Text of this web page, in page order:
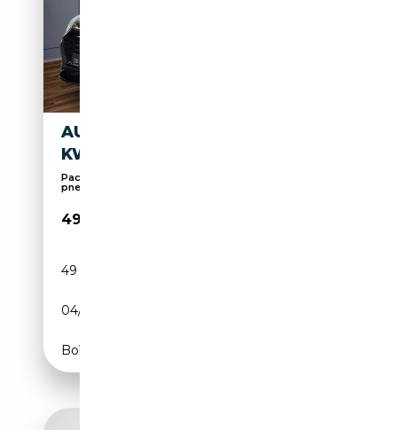
AUDI Q8 E-TRON 55 S LINE 114
KWH
Pack Sport, Sièges sport, Suspension
pneumatique, ...
49 890€
49 380 km
04/2024
Boîte automatique